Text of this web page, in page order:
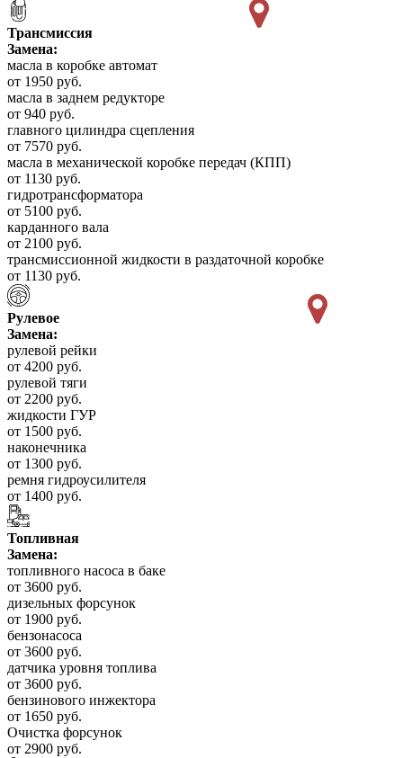
Трансмиссия
Замена:
масла в коробке автомат
от 1950 руб.
масла в заднем редукторе
от 940 руб.
главного цилиндра сцепления
от 7570 руб.
масла в механической коробке передач (КПП)
от 1130 руб.
гидротрансформатора
от 5100 руб.
карданного вала
от 2100 руб.
трансмиссионной жидкости в раздаточной коробке
от 1130 руб.
Рулевое
Замена:
рулевой рейки
от 4200 руб.
рулевой тяги
от 2200 руб.
жидкости ГУР
от 1500 руб.
наконечника
от 1300 руб.
ремня гидроусилителя
от 1400 руб.
Топливная
Замена:
топливного насоса в баке
от 3600 руб.
дизельных форсунок
от 1900 руб.
бензонасоса
от 3600 руб.
датчика уровня топлива
от 3600 руб.
бензинового инжектора
от 1650 руб.
Очистка форсунок
от 2900 руб.